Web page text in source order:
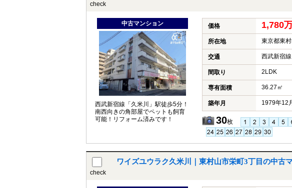
check
中古マンション
西武新宿線「久米川」駅徒歩5分！
南西向きの角部屋でペットも飼育
可能！リフォーム済みです！
価格 1,780
所在地 東京都東
交通 西武新宿
間取り 2LDK
専有面積 36.27㎡
築年月 1979年12
30枚
check
ワイズユウラク久米川｜東村山市栄町3丁目の中古